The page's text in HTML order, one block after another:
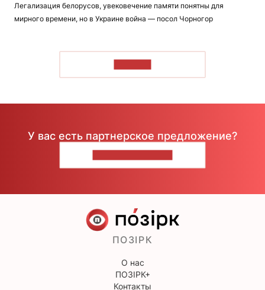
Легализация белорусов, увековечение памяти понятны для
мирного времени, но в Украине война — посол Чорногор
У вас есть партнерское предложение?
ПОЗІРК
О нас
ПОЗІРК+
Контакты